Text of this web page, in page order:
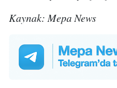
Kaynak: Mepa News